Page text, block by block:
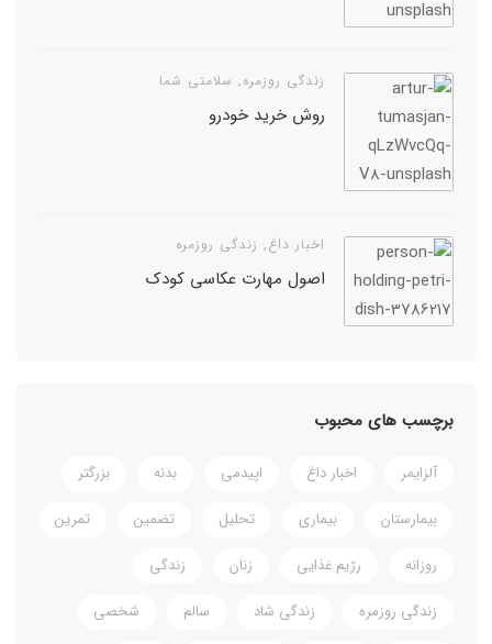
زندگی روزمره, سلامتی شما
روش خرید خودرو
اخبار داغ, زندگی روزمره
اصول مهارت عکاسی کودک
برچسب های محبوب
آلزایمر اخبار داغ اپیدمی بدنه
بزرگتر
بیمارستان
بیماری تحلیل تضمین
تمرین
روزانه
رژیم غذایی زنان
زندگی
زندگی روزمره
زندگی شاد سالم
شخصی